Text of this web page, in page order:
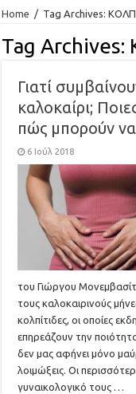
Home / Tag Archives:
Tag Archives:
Γιατί
καλοκαίρι;
πώς μπορούν
6 Ιούλ 2018
του Γιώργου
τους καλοκαιρινούς
κολπίτιδες, οι οποίες
επηρεάζουν την
δεν μας αφήνει μόνο
λοιμώξεις. Οι
γυναικολογικό τους …